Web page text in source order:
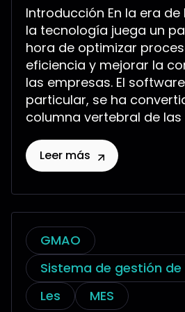
Introducción En la era de
la tecnología juega un
hora de optimizar
eficiencia y mejorar la
las empresas. El
particular, se ha
columna vertebral de las
Leer más
GMAO
Sistema de gestión
Les
MES